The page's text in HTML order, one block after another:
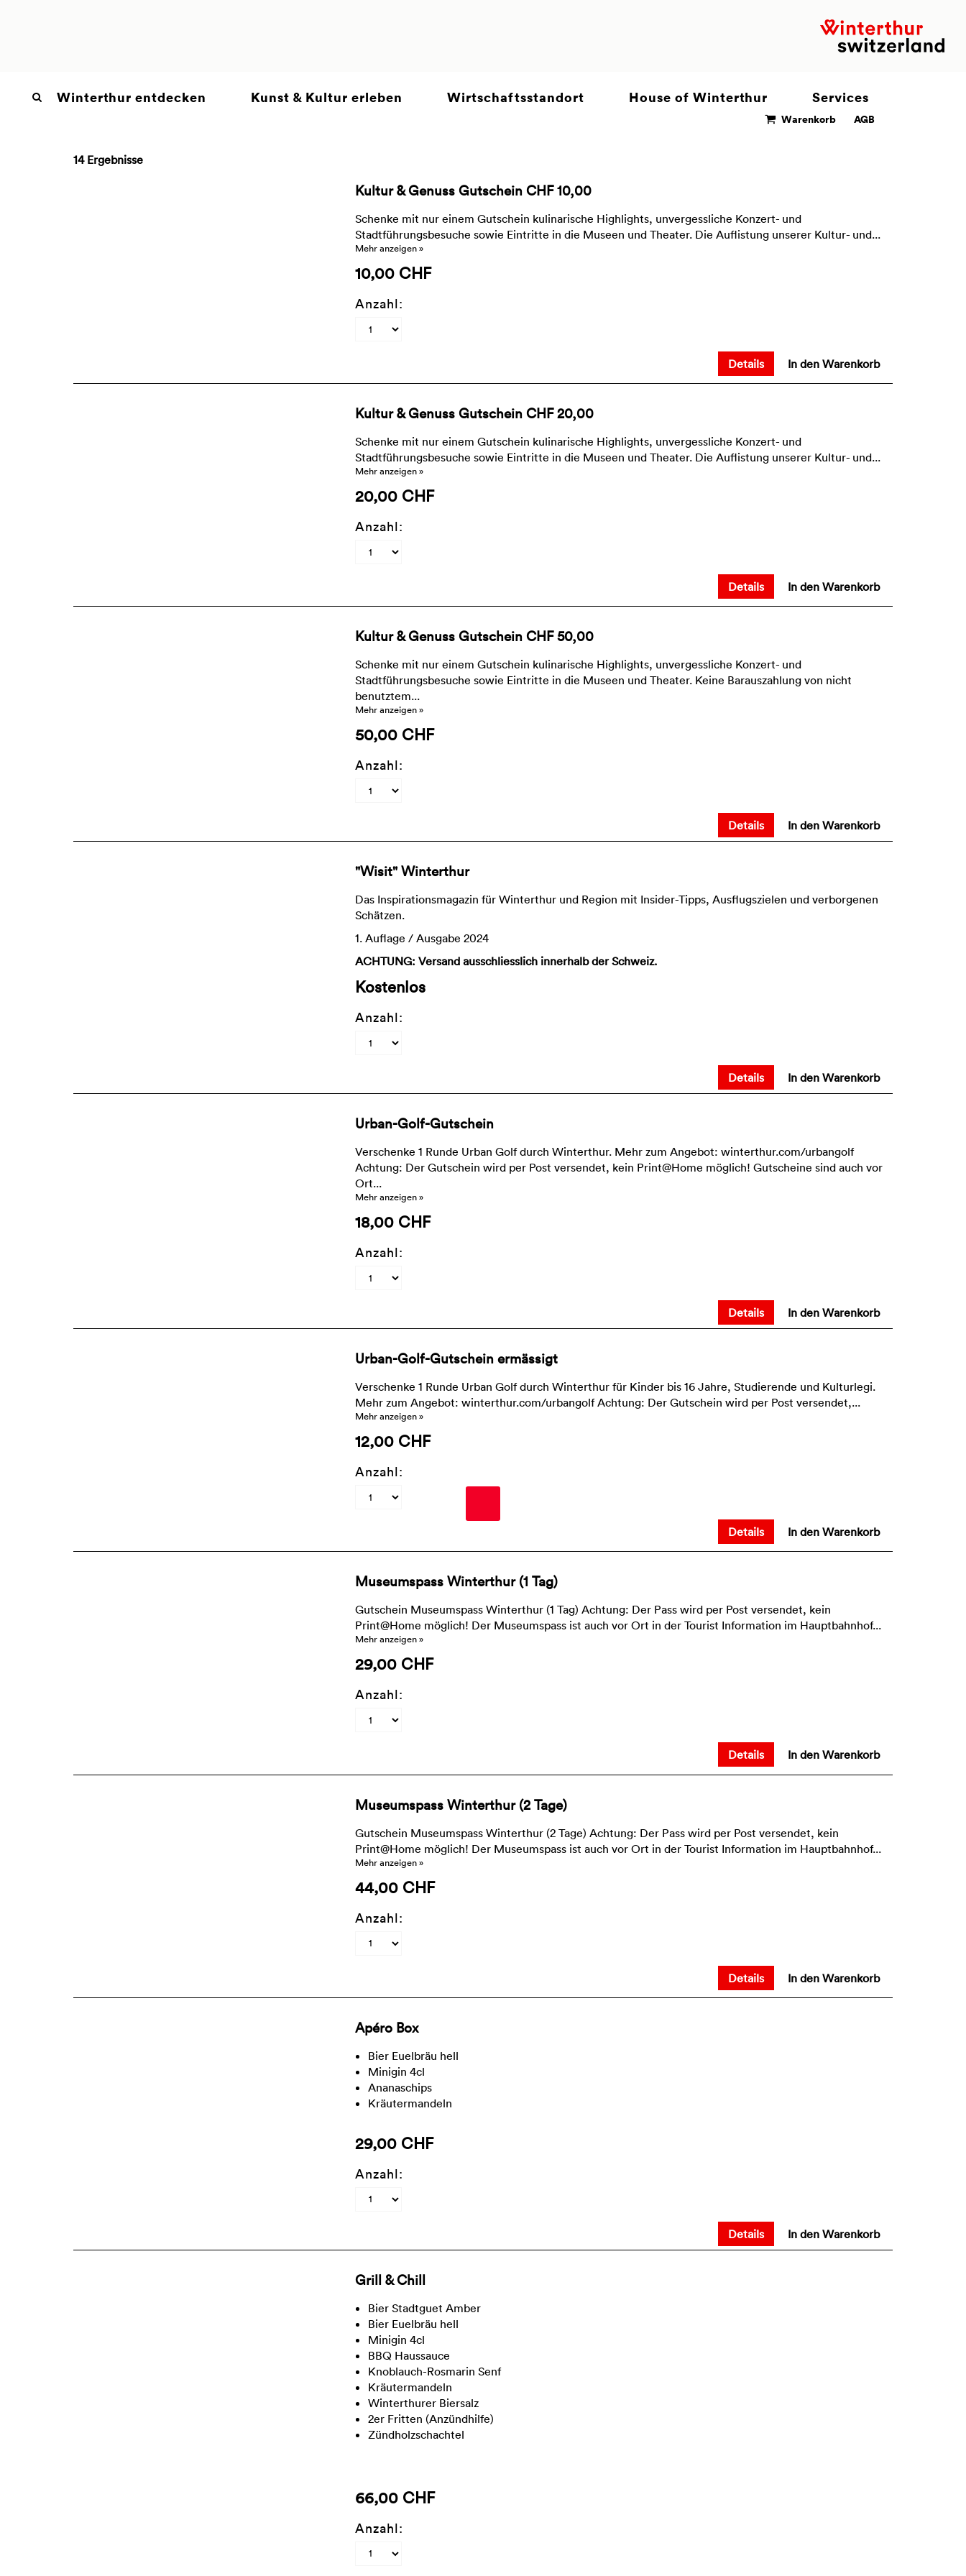
Winterthur entdecken Kunst & Kultur erleben Wirtschaftsstandort House of Winterthur Services
Warenkorb AGB
14 Ergebnisse
Kultur & Genuss Gutschein CHF 10,00
Schenke mit nur einem Gutschein kulinarische Highlights, unvergessliche Konzert- und
Stadtführungsbesuche sowie Eintritte in die Museen und Theater. Die Auflistung unserer Kultur- und...
Mehr anzeigen »
10,00 CHF
Anzahl:
In den Warenkorb
Details
Kultur & Genuss Gutschein CHF 20,00
Schenke mit nur einem Gutschein kulinarische Highlights, unvergessliche Konzert- und
Stadtführungsbesuche sowie Eintritte in die Museen und Theater. Die Auflistung unserer Kultur- und...
Mehr anzeigen »
20,00 CHF
Anzahl:
In den Warenkorb
Details
Kultur & Genuss Gutschein CHF 50,00
Schenke mit nur einem Gutschein kulinarische Highlights, unvergessliche Konzert- und
Stadtführungsbesuche sowie Eintritte in die Museen und Theater. Keine Barauszahlung von nicht
benutztem...
Mehr anzeigen »
50,00 CHF
Anzahl:
In den Warenkorb
Details
"Wisit" Winterthur
Das Inspirationsmagazin für Winterthur und Region mit Insider-Tipps, Ausflugszielen und verborgenen
Schätzen.
1. Auflage / Ausgabe 2024
ACHTUNG: Versand ausschliesslich innerhalb der Schweiz.
Kostenlos
Anzahl:
In den Warenkorb
Details
Urban-Golf-Gutschein
Verschenke 1 Runde Urban Golf durch Winterthur. Mehr zum Angebot: winterthur.com/urbangolf
Achtung: Der Gutschein wird per Post versendet, kein Print@Home möglich! Gutscheine sind auch vor
Ort...
Mehr anzeigen »
18,00 CHF
Anzahl:
In den Warenkorb
Details
Urban-Golf-Gutschein ermässigt
Verschenke 1 Runde Urban Golf durch Winterthur für Kinder bis 16 Jahre, Studierende und Kulturlegi.
Mehr zum Angebot: winterthur.com/urbangolf Achtung: Der Gutschein wird per Post versendet,...
Mehr anzeigen »
12,00 CHF
Anzahl:
In den Warenkorb
Details
Museumspass Winterthur (1 Tag)
Gutschein Museumspass Winterthur (1 Tag) Achtung: Der Pass wird per Post versendet, kein
Print@Home möglich! Der Museumspass ist auch vor Ort in der Tourist Information im Hauptbahnhof...
Mehr anzeigen »
29,00 CHF
Anzahl:
In den Warenkorb
Details
Museumspass Winterthur (2 Tage)
Gutschein Museumspass Winterthur (2 Tage) Achtung: Der Pass wird per Post versendet, kein
Print@Home möglich! Der Museumspass ist auch vor Ort in der Tourist Information im Hauptbahnhof...
Mehr anzeigen »
44,00 CHF
Anzahl:
In den Warenkorb
Details
Apéro Box
Bier Euelbräu hell
Minigin 4cl
Ananaschips
Kräutermandeln
29,00 CHF
Anzahl:
In den Warenkorb
Details
Grill & Chill
Bier Stadtguet Amber
Bier Euelbräu hell
Minigin 4cl
BBQ Haussauce
Knoblauch-Rosmarin Senf
Kräutermandeln
Winterthurer Biersalz
2er Fritten (Anzündhilfe)
Zündholzschachtel
66,00 CHF
Anzahl: